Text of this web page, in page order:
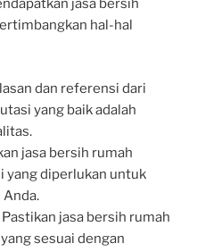
jasa bersih
hal-hal
dan referensi dari
yang baik adalah
jasa bersih rumah
yang diperlukan untuk
Pastikan jasa bersih rumah
sesuai dengan